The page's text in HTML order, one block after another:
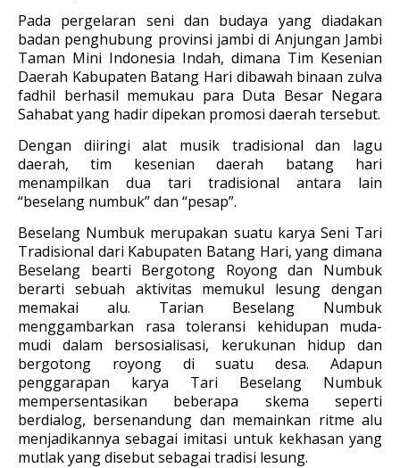
Pada pergelaran seni dan budaya yang diadakan
badan penghubung provinsi jambi di Anjungan Jambi
Taman Mini Indonesia Indah, dimana Tim Kesenian
Daerah Kabupaten Batang Hari dibawah binaan zulva
fadhil berhasil memukau para Duta Besar Negara
Sahabat yang hadir dipekan promosi daerah tersebut.
Dengan diiringi alat musik tradisional dan lagu
daerah, tim kesenian daerah batang hari
menampilkan dua tari tradisional antara lain
“beselang numbuk” dan “pesap”.
Beselang Numbuk merupakan suatu karya Seni Tari
Tradisional dari Kabupaten Batang Hari, yang dimana
Beselang bearti Bergotong Royong dan Numbuk
berarti sebuah aktivitas memukul lesung dengan
memakai alu. Tarian Beselang Numbuk
menggambarkan rasa toleransi kehidupan muda-
mudi dalam bersosialisasi, kerukunan hidup dan
bergotong royong di suatu desa. Adapun
penggarapan karya Tari Beselang Numbuk
mempersentasikan beberapa skema seperti
berdialog, bersenandung dan memainkan ritme alu
menjadikannya sebagai imitasi untuk kekhasan yang
mutlak yang disebut sebagai tradisi lesung.